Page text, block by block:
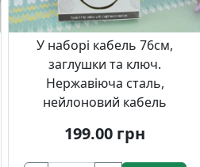
У наборі кабель 76см,
заглушки та ключ.
Нержавіюча сталь,
нейлоновий кабель
199.00 грн